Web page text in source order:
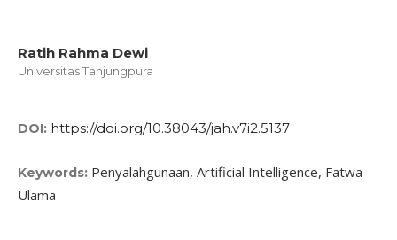
Ratih Rahma Dewi
Universitas Tanjungpura
DOI: https://doi.org/10.38043/jah.v7i2.5137
Keywords: Penyalahgunaan, Artificial Intelligence, Fatwa
Ulama